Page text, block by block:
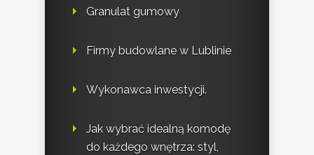
Granulat gumowy
Firmy budowlane w Lublinie
Wykonawca inwestycji.
Jak wybrać idealną komodę
do każdego wnętrza: styl,